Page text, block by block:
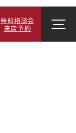
無料相談会
来店予約